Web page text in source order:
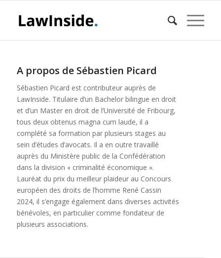
A propos de Sébastien Picard
Sébastien Picard est contributeur auprès de
LawInside. Titulaire d’un Bachelor bilingue en droit
et d’un Master en droit de l’Université de Fribourg,
tous deux obtenus magna cum laude, il a
complété sa formation par plusieurs stages au
sein d’études d’avocats. Il a en outre travaillé
auprès du Ministère public de la Confédération
dans la division « criminalité économique ».
Lauréat du prix du meilleur plaideur au Concours
européen des droits de l’homme René Cassin
2024, il s’engage également dans diverses activités
bénévoles, en particulier comme fondateur de
plusieurs associations.